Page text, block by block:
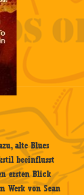
alte Blues
beeinflusst
ersten Blick
Werk von Sean